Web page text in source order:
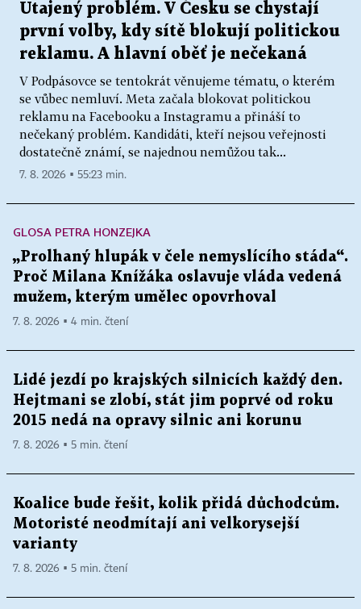
Utajený problém. V Česku se chystají
první volby, kdy sítě blokují politickou
reklamu. A hlavní oběť je nečekaná
V Podpásovce se tentokrát věnujeme tématu, o kterém
se vůbec nemluví. Meta začala blokovat politickou
reklamu na Facebooku a Instagramu a přináší to
nečekaný problém. Kandidáti, kteří nejsou veřejnosti
dostatečně známí, se najednou nemůžou tak...
7. 8. 2026 ▪ 55:23 min.
GLOSA PETRA HONZEJKA
„Prolhaný hlupák v čele nemyslícího stáda“.
Proč Milana Knížáka oslavuje vláda vedená
mužem, kterým umělec opovrhoval
7. 8. 2026 ▪ 4 min. čtení
Lidé jezdí po krajských silnicích každý den.
Hejtmani se zlobí, stát jim poprvé od roku
2015 nedá na opravy silnic ani korunu
7. 8. 2026 ▪ 5 min. čtení
Koalice bude řešit, kolik přidá důchodcům.
Motoristé neodmítají ani velkorysejší
varianty
7. 8. 2026 ▪ 5 min. čtení